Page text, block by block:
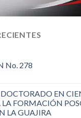
No. 278
EN
FORMACIÓN
LA GUAJIRA